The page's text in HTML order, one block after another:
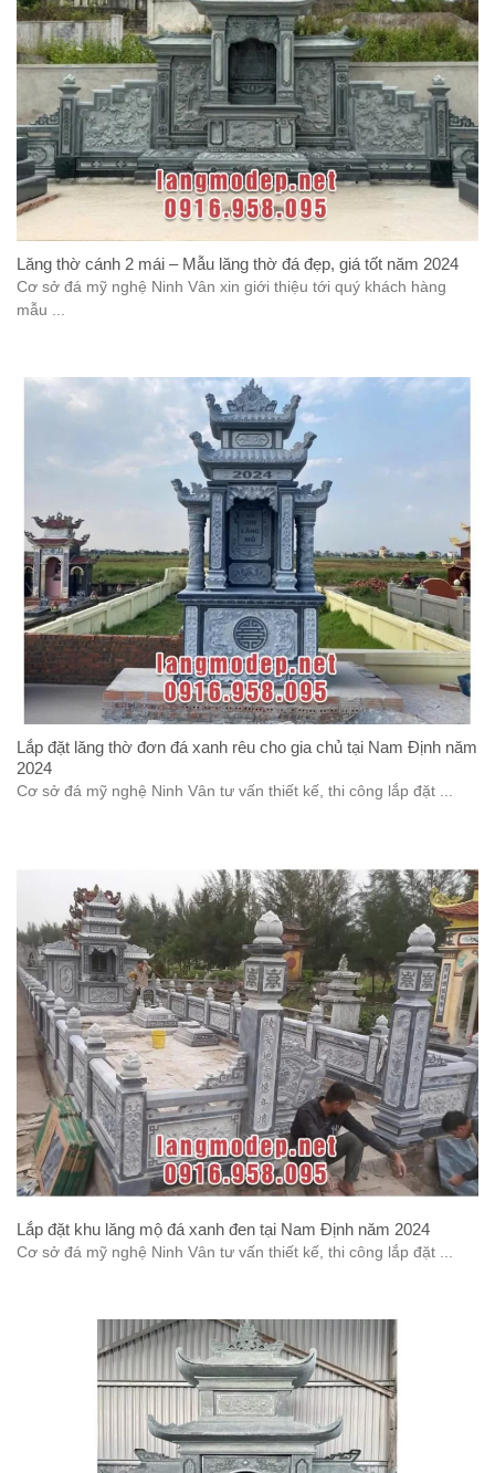
Lăng thờ cánh 2 mái – Mẫu lăng thờ đá đẹp, giá tốt năm 2024
Cơ sở đá mỹ nghệ Ninh Vân xin giới thiệu tới quý khách hàng
mẫu ...
Lắp đặt lăng thờ đơn đá xanh rêu cho gia chủ tại Nam Định năm
2024
Cơ sở đá mỹ nghệ Ninh Vân tư vấn thiết kế, thi công lắp đặt ...
Lắp đặt khu lăng mộ đá xanh đen tại Nam Định năm 2024
Cơ sở đá mỹ nghệ Ninh Vân tư vấn thiết kế, thi công lắp đặt ...